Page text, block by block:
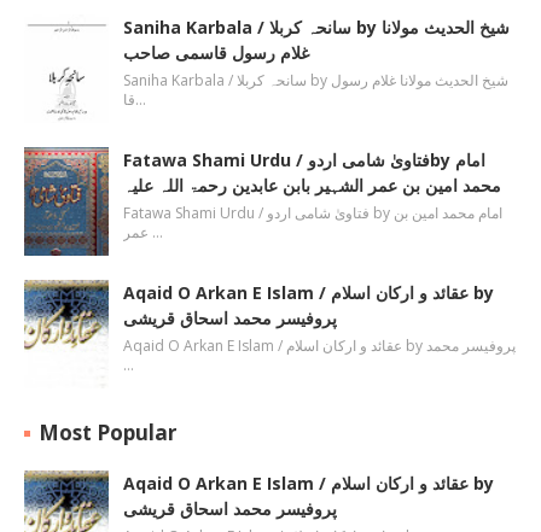
Saniha Karbala / سانحہ کربلا by شیخ الحدیث مولانا
غلام رسول قاسمی صاحب
Saniha Karbala / سانحہ کربلا by شیخ الحدیث مولانا غلام رسول
قا…
Fatawa Shami Urdu / فتاویٰ شامی اردوby امام
محمد امین بن عمر الشہیر بابن عابدین رحمۃ اللہ علیہ
Fatawa Shami Urdu / فتاویٰ شامی اردو by امام محمد امین بن
عمر …
Aqaid O Arkan E Islam / عقائد و ارکان اسلام by
پروفیسر محمد اسحاق قریشی
Aqaid O Arkan E Islam / عقائد و ارکان اسلام by پروفیسر محمد
…
Most Popular
Aqaid O Arkan E Islam / عقائد و ارکان اسلام by
پروفیسر محمد اسحاق قریشی